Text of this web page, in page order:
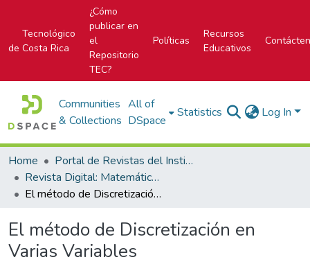
Tecnológico
de Costa Rica
¿Cómo
publicar en
el
Repositorio
TEC?
Políticas
Recursos
Educativos
Communities
& Collections
All of
DSpace
Statistics Log In
Home
Portal de Revistas del Instituto Tecnológico de Costa Rica
Revista Digital: Matemática, Educación e Internet
El método de Discretización en Varias Variables
El método de Discretización en
Varias Variables